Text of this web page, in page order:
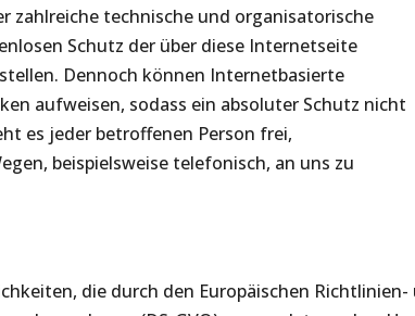
zahlreiche technische und organisatorische
Schutz der über diese Internetseite
Dennoch können Internetbasierte
aufweisen, sodass ein absoluter Schutz nicht
es jeder betroffenen Person frei,
beispielsweise telefonisch, an uns zu
die durch den Europäischen Richtlinien-